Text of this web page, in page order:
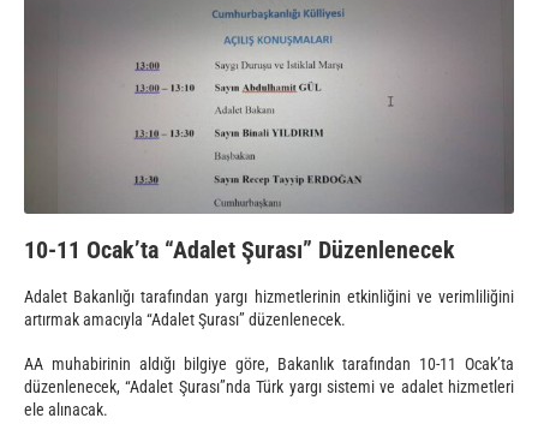
10-11 Ocak’ta “Adalet Şurası” Düzenlenecek
Adalet Bakanlığı tarafından yargı hizmetlerinin etkinliğini ve verimliliğini
artırmak amacıyla “Adalet Şurası” düzenlenecek.
AA muhabirinin aldığı bilgiye göre, Bakanlık tarafından 10-11 Ocak’ta
düzenlenecek, “Adalet Şurası”nda Türk yargı sistemi ve adalet hizmetleri
ele alınacak.